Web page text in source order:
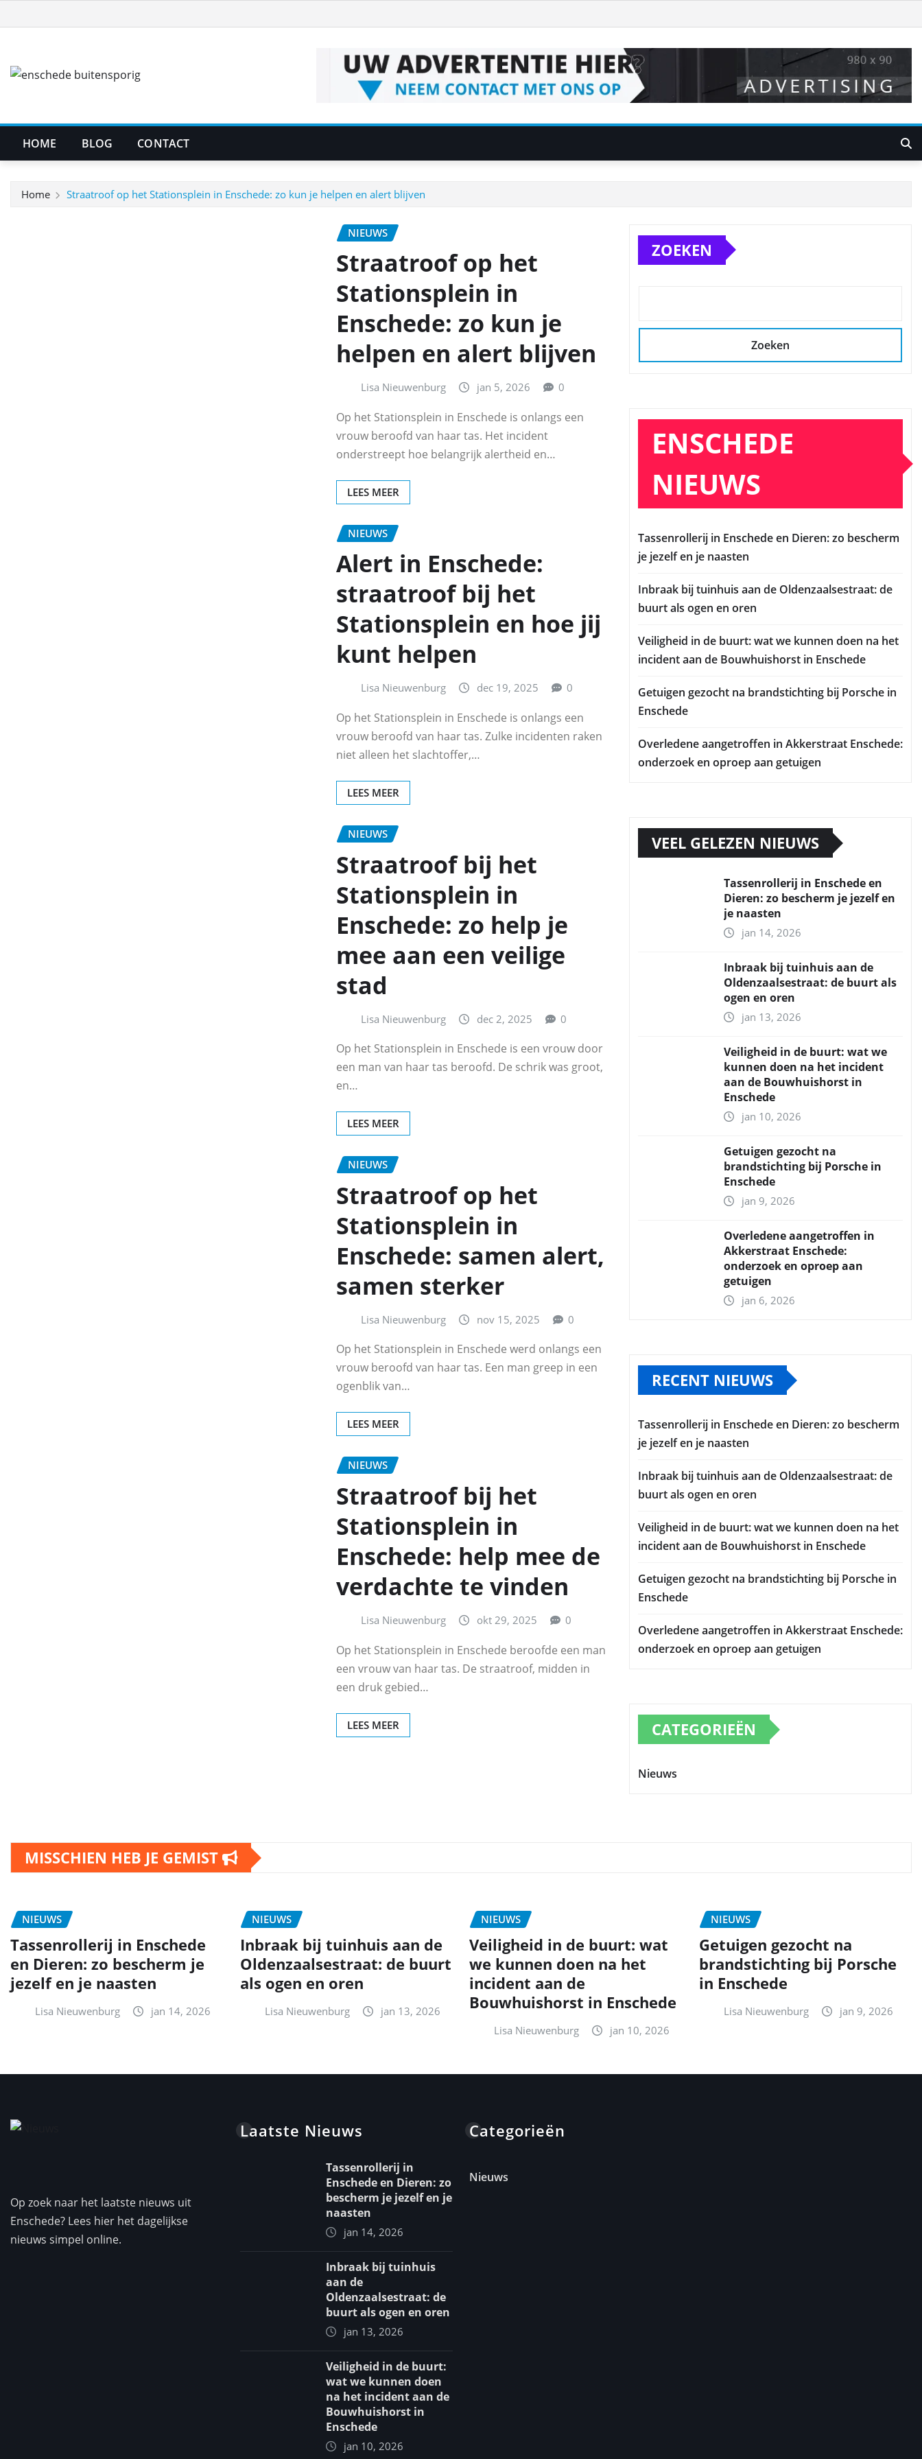
naar
inhoud
HOME BLOG CONTACT
Home Straatroof op het Stationsplein in Enschede: zo kun je helpen en alert blijven
NIEUWS
Straatroof op het
Stationsplein in
Enschede: zo kun je
helpen en alert blijven
Lisa Nieuwenburg jan 5, 2026 0
Op het Stationsplein in Enschede is onlangs een
vrouw beroofd van haar tas. Het incident
onderstreept hoe belangrijk alertheid en…
LEES MEER
NIEUWS
Alert in Enschede:
straatroof bij het
Stationsplein en hoe jij
kunt helpen
Lisa Nieuwenburg dec 19, 2025 0
Op het Stationsplein in Enschede is onlangs een
vrouw beroofd van haar tas. Zulke incidenten raken
niet alleen het slachtoffer,…
LEES MEER
NIEUWS
Straatroof bij het
Stationsplein in
Enschede: zo help je
mee aan een veilige
stad
Lisa Nieuwenburg dec 2, 2025 0
Op het Stationsplein in Enschede is een vrouw door
een man van haar tas beroofd. De schrik was groot,
en…
LEES MEER
NIEUWS
Straatroof op het
Stationsplein in
Enschede: samen alert,
samen sterker
Lisa Nieuwenburg nov 15, 2025 0
Op het Stationsplein in Enschede werd onlangs een
vrouw beroofd van haar tas. Een man greep in een
ogenblik van…
LEES MEER
NIEUWS
Straatroof bij het
Stationsplein in
Enschede: help mee de
verdachte te vinden
Lisa Nieuwenburg okt 29, 2025 0
Op het Stationsplein in Enschede beroofde een man
een vrouw van haar tas. De straatroof, midden in
een druk gebied…
LEES MEER
ZOEKEN
Zoeken
ENSCHEDE
NIEUWS
Tassenrollerij in Enschede en Dieren: zo bescherm
je jezelf en je naasten
Inbraak bij tuinhuis aan de Oldenzaalsestraat: de
buurt als ogen en oren
Veiligheid in de buurt: wat we kunnen doen na het
incident aan de Bouwhuishorst in Enschede
Getuigen gezocht na brandstichting bij Porsche in
Enschede
Overledene aangetroffen in Akkerstraat Enschede:
onderzoek en oproep aan getuigen
VEEL GELEZEN NIEUWS
Tassenrollerij in Enschede en
Dieren: zo bescherm je jezelf en
je naasten
jan 14, 2026
Inbraak bij tuinhuis aan de
Oldenzaalsestraat: de buurt als
ogen en oren
jan 13, 2026
Veiligheid in de buurt: wat we
kunnen doen na het incident
aan de Bouwhuishorst in
Enschede
jan 10, 2026
Getuigen gezocht na
brandstichting bij Porsche in
Enschede
jan 9, 2026
Overledene aangetroffen in
Akkerstraat Enschede:
onderzoek en oproep aan
getuigen
jan 6, 2026
RECENT NIEUWS
Tassenrollerij in Enschede en Dieren: zo bescherm
je jezelf en je naasten
Inbraak bij tuinhuis aan de Oldenzaalsestraat: de
buurt als ogen en oren
Veiligheid in de buurt: wat we kunnen doen na het
incident aan de Bouwhuishorst in Enschede
Getuigen gezocht na brandstichting bij Porsche in
Enschede
Overledene aangetroffen in Akkerstraat Enschede:
onderzoek en oproep aan getuigen
CATEGORIEËN
Nieuws
MISSCHIEN HEB JE GEMIST
NIEUWS
Tassenrollerij in Enschede
en Dieren: zo bescherm je
jezelf en je naasten
Lisa Nieuwenburg jan 14, 2026
NIEUWS
Inbraak bij tuinhuis aan de
Oldenzaalsestraat: de buurt
als ogen en oren
Lisa Nieuwenburg jan 13, 2026
NIEUWS
Veiligheid in de buurt: wat
we kunnen doen na het
incident aan de
Bouwhuishorst in Enschede
Lisa Nieuwenburg jan 10, 2026
NIEUWS
Getuigen gezocht na
brandstichting bij Porsche
in Enschede
Lisa Nieuwenburg jan 9, 2026
Op zoek naar het laatste nieuws uit
Enschede? Lees hier het dagelijkse
nieuws simpel online.
Laatste Nieuws
Tassenrollerij in
Enschede en Dieren: zo
bescherm je jezelf en je
naasten
jan 14, 2026
Inbraak bij tuinhuis
aan de
Oldenzaalsestraat: de
buurt als ogen en oren
jan 13, 2026
Veiligheid in de buurt:
wat we kunnen doen
na het incident aan de
Bouwhuishorst in
Enschede
jan 10, 2026
Categorieën
Nieuws